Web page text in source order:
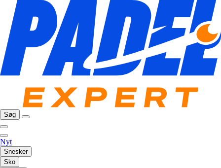
Søg
Nyt
Snesker
Sko